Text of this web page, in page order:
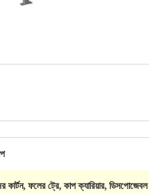
কার্টন, ফলের ট্রে, কাপ ক্যারিয়ার,